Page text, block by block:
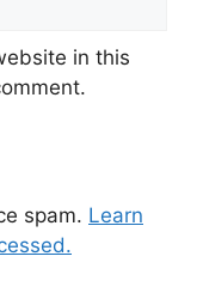
in this
spam. Learn